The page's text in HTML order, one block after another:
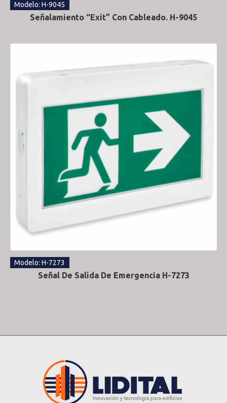
Modelo: H-9045
Señalamiento “Exit” Con Cableado. H-9045
Modelo: H-7273
Señal De Salida De Emergencia H-7273